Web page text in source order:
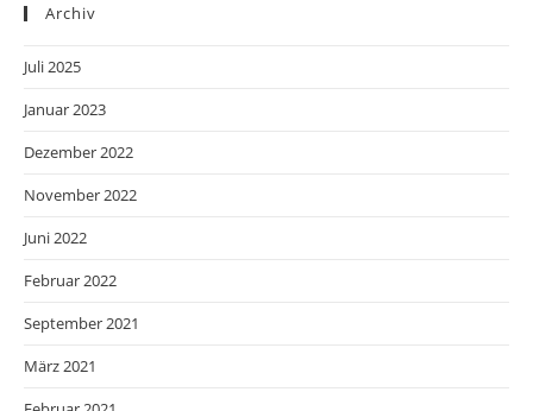
Archiv
Juli 2025
Januar 2023
Dezember 2022
November 2022
Juni 2022
Februar 2022
September 2021
März 2021